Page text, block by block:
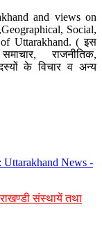
and views on
Social,
Uttarakhand. ( इस
राजनीतिक,
के विचार व अन्य
Uttarakhand News -
संस्थायें तथा